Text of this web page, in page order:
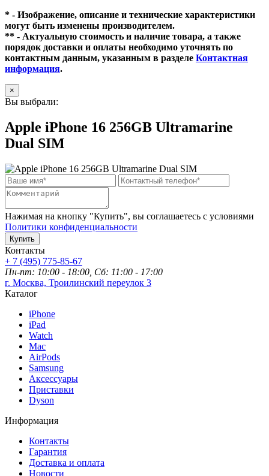
* - Изображение, описание и технические характеристики
могут быть изменены производителем.
** - Актуальную стоимость и наличие товара, а также
порядок доставки и оплаты необходимо уточнять по
контактным данным, указанным в разделе Контактная
информация.
×
Вы выбрали:
Apple iPhone 16 256GB Ultramarine
Dual SIM
Нажимая на кнопку "Купить", вы соглашаетесь с условиями
Политики конфиденциальности
Купить
Контакты
+ 7 (495) 775-85-67
Пн-пт: 10:00 - 18:00, Сб: 11:00 - 17:00
г. Москва, Троилинский переулок 3
Каталог
iPhone
iPad
Watch
Mac
AirPods
Samsung
Аксессуары
Приставки
Dyson
Информация
Контакты
Гарантия
Доставка и оплата
Новости